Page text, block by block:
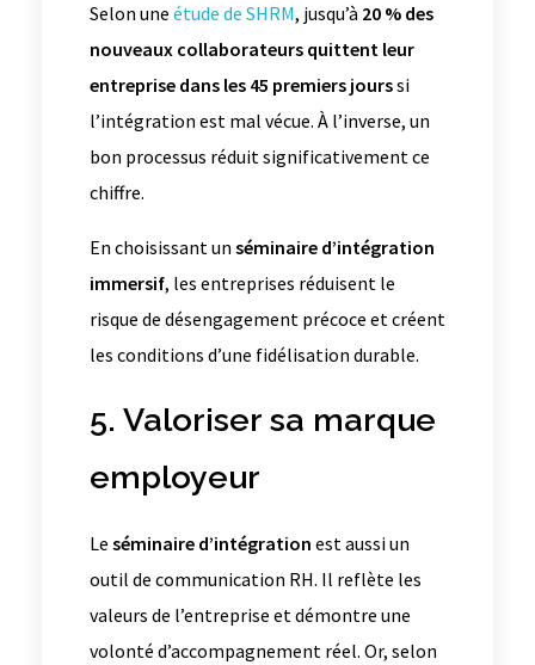
Selon une étude de SHRM, jusqu’à 20 % des
nouveaux collaborateurs quittent leur
entreprise dans les 45 premiers jourssi
l’intégration est mal vécue. À l’inverse, un
bon processus réduit significativement ce
chiffre.
En choisissant un séminaire d’intégration
immersif, les entreprises réduisent le
risque de désengagement précoce et créent
les conditions d’une fidélisation durable.
5. Valoriser sa marque
employeur
Le séminaire d’intégration est aussi un
outil de communication RH. Il reflète les
valeurs de l’entreprise et démontre une
volonté d’accompagnement réel. Or, selon